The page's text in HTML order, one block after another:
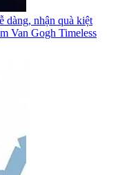
nhận quà kiệt
Van Gogh Timeless